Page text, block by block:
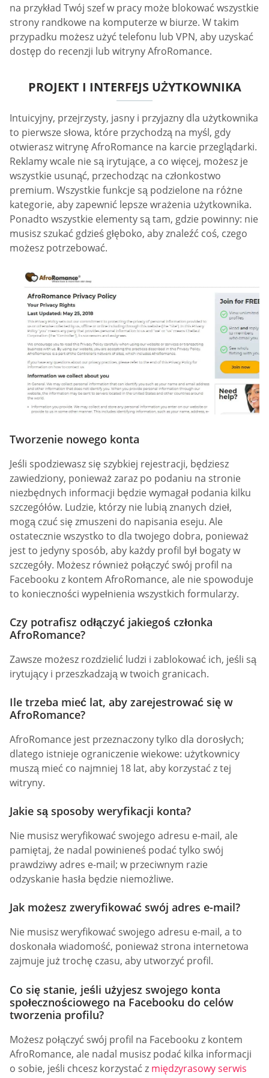
na przykład Twój szef w pracy może blokować wszystkie
strony randkowe na komputerze w biurze. W takim
przypadku możesz użyć telefonu lub VPN, aby uzyskać
dostęp do recenzji lub witryny AfroRomance.
PROJEKT I INTERFEJS UŻYTKOWNIKA
Intuicyjny, przejrzysty, jasny i przyjazny dla użytkownika
to pierwsze słowa, które przychodzą na myśl, gdy
otwierasz witrynę AfroRomance na karcie przeglądarki.
Reklamy wcale nie są irytujące, a co więcej, możesz je
wszystkie usunąć, przechodząc na członkostwo
premium. Wszystkie funkcje są podzielone na różne
kategorie, aby zapewnić lepsze wrażenia użytkownika.
Ponadto wszystkie elementy są tam, gdzie powinny: nie
musisz szukać gdzieś głęboko, aby znaleźć coś, czego
możesz potrzebować.
Tworzenie nowego konta
Jeśli spodziewasz się szybkiej rejestracji, będziesz
zawiedziony, ponieważ zaraz po podaniu na stronie
niezbędnych informacji będzie wymagał podania kilku
szczegółów. Ludzie, którzy nie lubią znanych dzieł,
mogą czuć się zmuszeni do napisania eseju. Ale
ostatecznie wszystko to dla twojego dobra, ponieważ
jest to jedyny sposób, aby każdy profil był bogaty w
szczegóły. Możesz również połączyć swój profil na
Facebooku z kontem AfroRomance, ale nie spowoduje
to konieczności wypełnienia wszystkich formularzy.
Czy potrafisz odłączyć jakiegoś członka
AfroRomance?
Zawsze możesz rozdzielić ludzi i zablokować ich, jeśli są
irytujący i przeszkadzają w twoich granicach.
Ile trzeba mieć lat, aby zarejestrować się w
AfroRomance?
AfroRomance jest przeznaczony tylko dla dorosłych;
dlatego istnieje ograniczenie wiekowe: użytkownicy
muszą mieć co najmniej 18 lat, aby korzystać z tej
witryny.
Jakie są sposoby weryfikacji konta?
Nie musisz weryfikować swojego adresu e-mail, ale
pamiętaj, że nadal powinieneś podać tylko swój
prawdziwy adres e-mail; w przeciwnym razie
odzyskanie hasła będzie niemożliwe.
Jak możesz zweryfikować swój adres e-mail?
Nie musisz weryfikować swojego adresu e-mail, a to
doskonała wiadomość, ponieważ strona internetowa
zajmuje już trochę czasu, aby utworzyć profil.
Co się stanie, jeśli użyjesz swojego konta
społecznościowego na Facebooku do celów
tworzenia profilu?
Możesz połączyć swój profil na Facebooku z kontem
AfroRomance, ale nadal musisz podać kilka informacji
o sobie, jeśli chcesz korzystać z międzyrasowy serwis